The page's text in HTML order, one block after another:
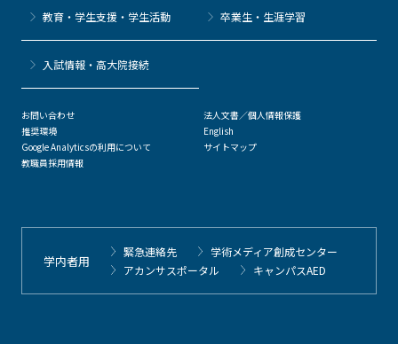
教育・学生支援・学生活動 卒業生・生涯学習
⼊試情報・高大院接続
お問い合わせ
推奨環境
Google Analyticsの利用について
教職員採用情報
法人文書／個人情報保護
English
サイトマップ
学内者用
緊急連絡先
学術メディア創成センター
アカンサスポータル
キャンパスAED